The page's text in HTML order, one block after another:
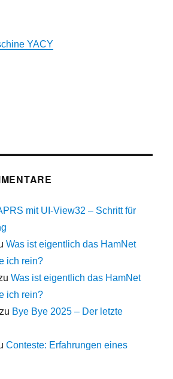
YACY
mit UI-View32 – Schritt für
Was ist eigentlich das HamNet
ich rein?
Was ist eigentlich das HamNet
ich rein?
zu Bye Bye 2025 – Der letzte
Conteste: Erfahrungen eines